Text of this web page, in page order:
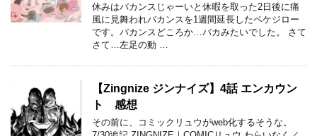
休みはバカンスじゃーいと休暇を取った2日後に痛
風に見舞われバカンスを1週間延長したペケジロー
です。バカンスどころか…バカみたいでした。 さて
さて…左足の動 …
【Zingnize ジンナイズ】4話 エンカウン
ト 感想
その前に、コミックリュウがweb化するそうな。